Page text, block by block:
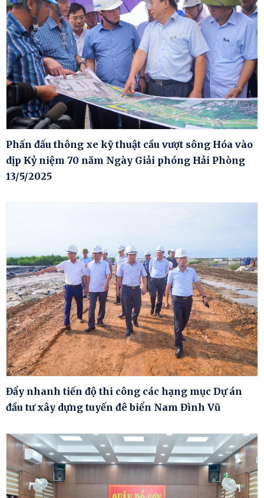
Phấn đấu thông xe kỹ thuật cầu vượt sông Hóa vào
dịp Kỷ niệm 70 năm Ngày Giải phóng Hải Phòng
13/5/2025
Đẩy nhanh tiến độ thi công các hạng mục Dự án
đầu tư xây dựng tuyến đê biển Nam Đình Vũ